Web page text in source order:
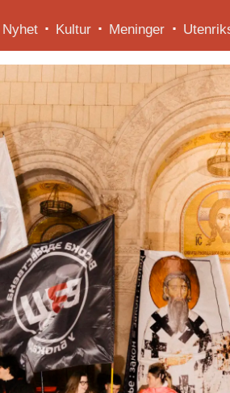
Nyhet Kultur Meninger